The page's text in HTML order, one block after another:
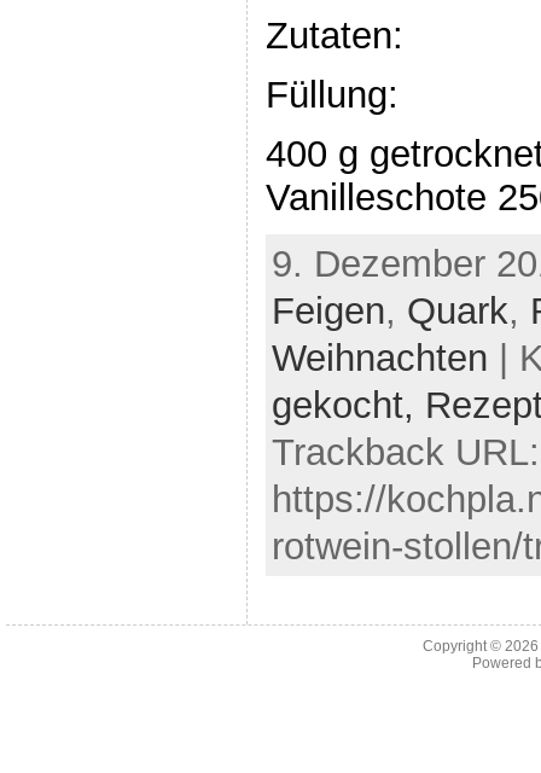
Zutaten:
Füllung:
400 g
Vanilleschote
9. Dezember
Feigen, Quark,
Weihnachten |
gekocht,
Trackback URL:
https://
rotwein-stollen/
Copyright ©
Powered